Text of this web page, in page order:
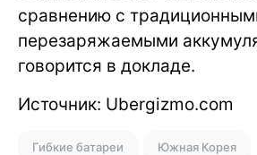
сравнению с
перезаряжаемыми
говорится в докладе.
Источник: Ubergizmo.com
Гибкие батареи Южная Корея